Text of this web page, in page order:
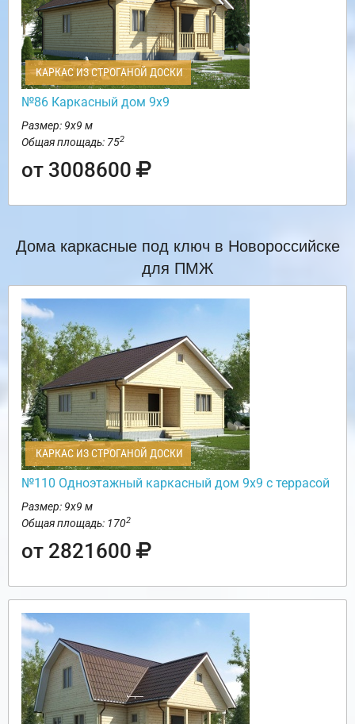
КАРКАС ИЗ СТРОГАНОЙ ДОСКИ
№86 Каркасный дом 9х9
Размер: 9х9 м
Общая площадь: 752
от 3008600
Дома каркасные под ключ в Новороссийске
для ПМЖ
КАРКАС ИЗ СТРОГАНОЙ ДОСКИ
№110 Одноэтажный каркасный дом 9х9 с террасой
Размер: 9х9 м
Общая площадь: 1702
от 2821600